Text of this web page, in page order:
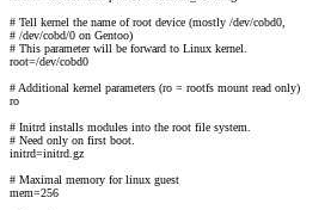
# Tell kernel the name of root device (mostly /dev/cobd0,
# /dev/cobd/0 on Gentoo)
# This parameter will be forward to Linux kernel.
root=/dev/cobd0
# Additional kernel parameters (ro = rootfs mount read only)
ro
# Initrd installs modules into the root file system.
# Need only on first boot.
initrd=initrd.gz
# Maximal memory for linux guest
mem=256